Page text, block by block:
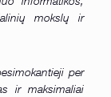
mokslų ir
per
ir maksimaliai